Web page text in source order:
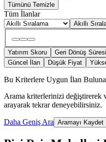
Tümünü Temizle
Tüm İlanlar
Akıllı
Yatırım Skoru Geri Dönüş Süresi
Güncel İlan
Düşük Fiyat
Bu Kriterlere Uygun İlan
Arama kriterlerinizi değiştirerek
arayarak tekrar deneyebilirsiniz.
Daha Geniş Ara Aramayı Kaydet